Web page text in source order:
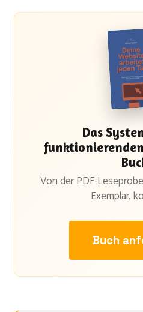
Das
Von der PDF-
Exemplar,
Buch